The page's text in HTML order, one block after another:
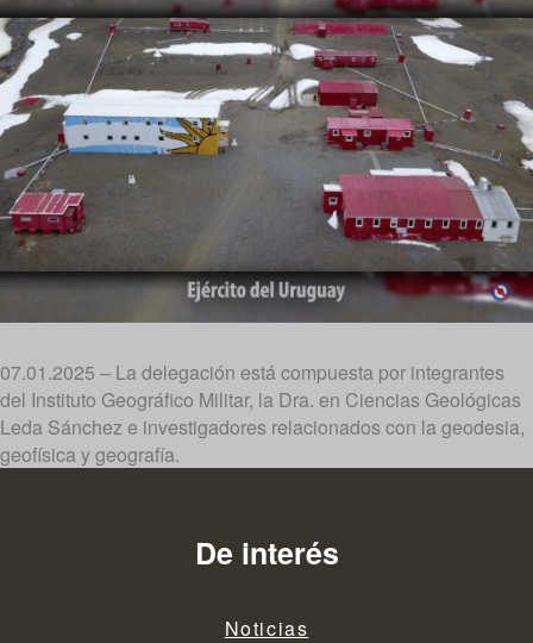
07.01.2025 – La delegación está compuesta por integrantes
del Instituto Geográfico Militar, la Dra. en Ciencias Geológicas
Leda Sánchez e investigadores relacionados con la geodesia,
geofísica y geografía.
De interés
Noticias